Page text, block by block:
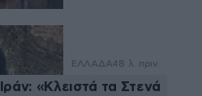
ΕΛΛΑΔΑ48 λ. πριν
Ιράν: «Κλειστά τα Στενά